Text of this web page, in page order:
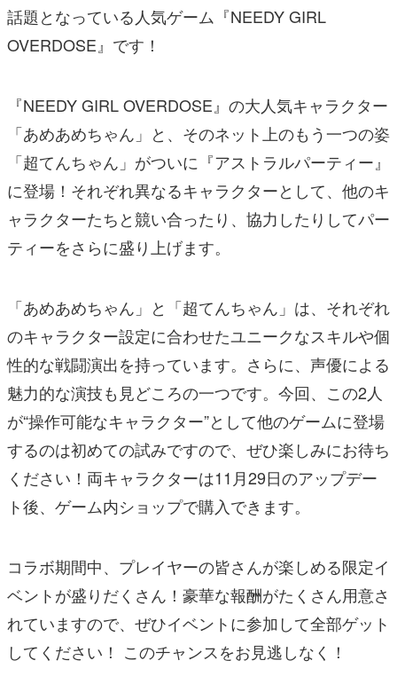
話題となっている人気ゲーム『NEEDY GIRL
OVERDOSE』です！
『NEEDY GIRL OVERDOSE』の大人気キャラクター
「あめあめちゃん」と、そのネット上のもう一つの姿
「超てんちゃん」がついに『アストラルパーティー』
に登場！それぞれ異なるキャラクターとして、他のキ
ャラクターたちと競い合ったり、協力したりしてパー
ティーをさらに盛り上げます。
「あめあめちゃん」と「超てんちゃん」は、それぞれ
のキャラクター設定に合わせたユニークなスキルや個
性的な戦闘演出を持っています。さらに、声優による
魅力的な演技も見どころの一つです。今回、この2人
が“操作可能なキャラクター”として他のゲームに登場
するのは初めての試みですので、ぜひ楽しみにお待ち
ください！両キャラクターは11月29日のアップデー
ト後、ゲーム内ショップで購入できます。
コラボ期間中、プレイヤーの皆さんが楽しめる限定イ
ベントが盛りだくさん！豪華な報酬がたくさん用意さ
れていますので、ぜひイベントに参加して全部ゲット
してください！ このチャンスをお見逃しなく！